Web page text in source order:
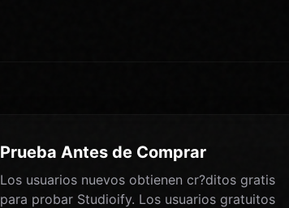
Prueba Antes de Comprar
Los usuarios nuevos obtienen cr?ditos gratis
para probar Studioify. Los usuarios gratuitos